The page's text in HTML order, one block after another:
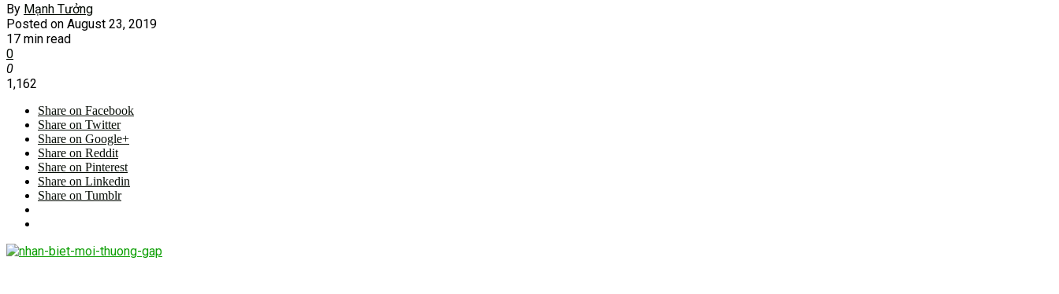
By Mạnh Tưởng
Posted on August 23, 2019
17 min read
0
0
1,162
Share on Facebook
Share on Twitter
Share on Google+
Share on Reddit
Share on Pinterest
Share on Linkedin
Share on Tumblr